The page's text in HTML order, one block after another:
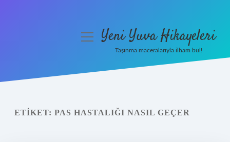
Yasal Uyarı
menüyüYeni Yuva Hikayeleri
Taşınma maceralarıyla ilham bul!
ETIKET: PAS HASTALIĞI NASIL GEÇER